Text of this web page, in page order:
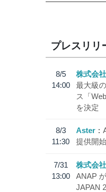
プレスリリ
8/5
14:00
株式会
最大級
ス「
を決定
8/3
11:30
Aster
提供開始
7/31
13:00
株式会
ANAP
JAPAN